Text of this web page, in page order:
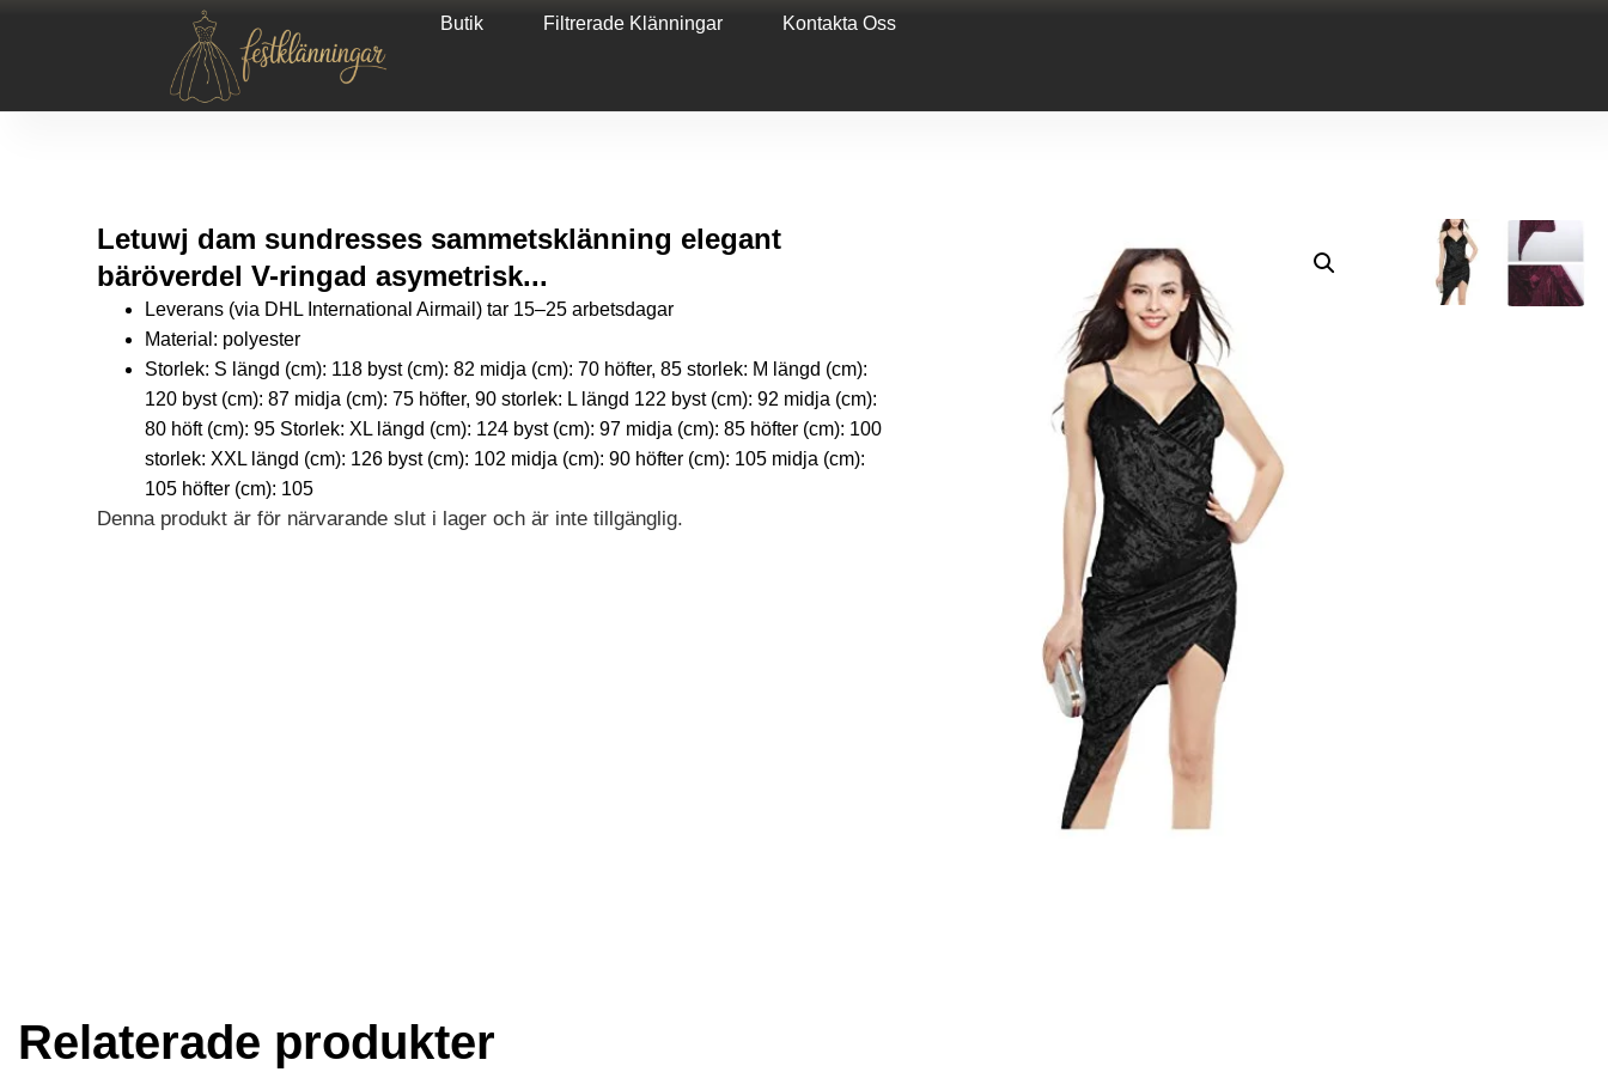
Butik Filtrerade Klänningar Kontakta Oss
Letuwj dam sundresses sammetsklänning elegant
bäröverdel V-ringad asymetrisk...
Leverans (via DHL International Airmail) tar 15–25 arbetsdagar
Material: polyester
Storlek: S längd (cm): 118 byst (cm): 82 midja (cm): 70 höfter, 85 storlek: M längd (cm):
120 byst (cm): 87 midja (cm): 75 höfter, 90 storlek: L längd 122 byst (cm): 92 midja (cm):
80 höft (cm): 95 Storlek: XL längd (cm): 124 byst (cm): 97 midja (cm): 85 höfter (cm): 100
storlek: XXL längd (cm): 126 byst (cm): 102 midja (cm): 90 höfter (cm): 105 midja (cm):
105 höfter (cm): 105
Denna produkt är för närvarande slut i lager och är inte tillgänglig.
Relaterade produkter